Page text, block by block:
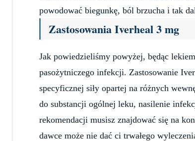
powodować biegunkę, ból brzucha i tak
Zastosowania Iverheal 3 mg
Jak powiedzieliśmy powyżej, będąc
pasożytniczego infekcji. Zastosowanie
specyficznej siły opartej na różnych
do substancji ogólnej leku, nasilenie
rekomendacji musisz znajdować się na
dawce może nie dać ci trwałego